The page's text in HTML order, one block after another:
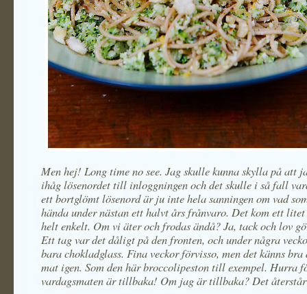
Men hej! Long time no see. Jag skulle kunna skylla på att
ihåg lösenordet till inloggningen och det skulle i så fall
ett bortglömt lösenord är ju inte hela sanningen om vad
hända under nästan ett halvt års frånvaro. Det kom ett
helt enkelt. Om vi äter och frodas ändå? Ja, tack och lov
Ett tag var det dåligt på den fronten, och under några
bara chokladglass. Fina veckor förvisso, men det känns
mat igen. Som den här broccolipeston till exempel. Hurra
vardagsmaten är tillbaka! Om jag är tillbaka? Det